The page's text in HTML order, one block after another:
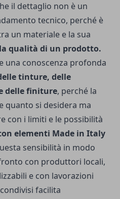
il dettaglio non è un
tecnico, perché è
un materiale e la sua
qualità di un prodotto.
una conoscenza profonda
tinture, delle
delle finiture, perché la
quanto si desidera ma
con i limiti e le possibilità
elementi Made in Italy
sensibilità in modo
con produttori locali,
e con lavorazioni
facilita